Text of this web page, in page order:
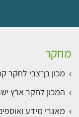
מחקר
מכון בן־צבי לחקר
המכון לחקר ארץ
מאגרי מידע